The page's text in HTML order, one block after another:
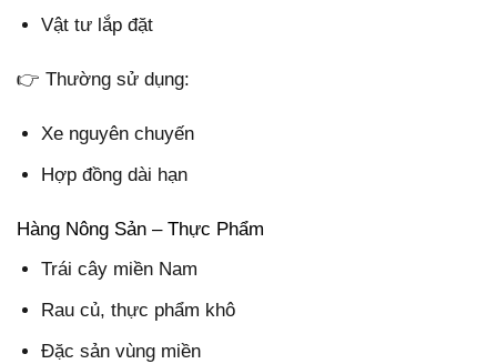
Vật tư lắp đặt
👉 Thường sử dụng:
Xe nguyên chuyến
Hợp đồng dài hạn
Hàng Nông Sản – Thực Phẩm
Trái cây miền Nam
Rau củ, thực phẩm khô
Đặc sản vùng miền